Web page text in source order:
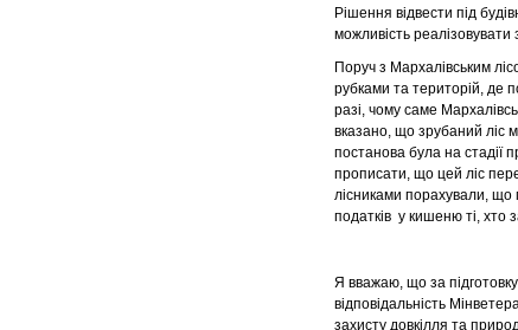
Рішення відвести під
можливість реалізовувати
Поруч з Мархалівським
рубками та територій, де
разі, чому саме
вказано, що зрубаний ліс
постанова була на стадії
прописати, що цей ліс
лісниками порахували, що
податків у кишеню ті, хто
Я вважаю, що за
відповідальність
захисту довкілля та